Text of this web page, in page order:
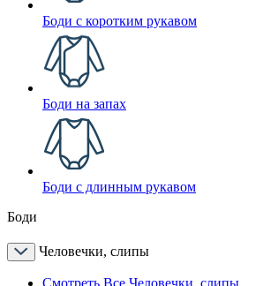
Боди с коротким рукавом
Боди на запах
Боди с длинным рукавом
Боди
Человечки, слипы
Смотреть Все Человечки, слипы